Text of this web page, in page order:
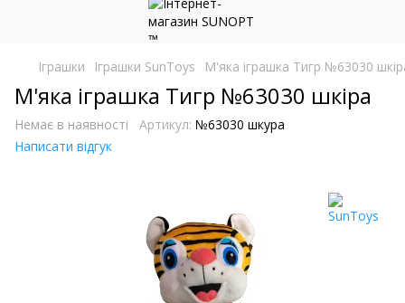
Іграшки Іграшки SunToys М'яка іграшка Тигр №63030
М'яка іграшка Тигр №63030 шкіра
Немає в наявності Артикул: №63030 шкура
Написати відгук